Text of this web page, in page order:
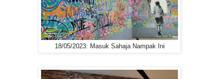
18/05/2023: Masuk Sahaja Nampak Ini